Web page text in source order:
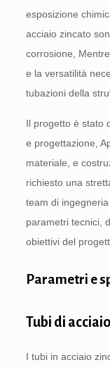
esposizione
acciaio zincato
corrosione,
e la versatilità
tubazioni della
Il progetto è stato
e progettazione,
materiale, e
richiesto una
team di
parametri tecnici,
obiettivi del
Parametri e
Tubi di
I tubi in acciaio